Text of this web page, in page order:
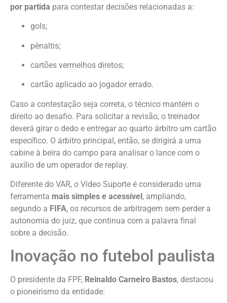
por partida para contestar decisões relacionadas a:
gols;
pênaltis;
cartões vermelhos diretos;
cartão aplicado ao jogador errado.
Caso a contestação seja correta, o técnico mantém o
direito ao desafio. Para solicitar a revisão, o treinador
deverá girar o dedo e entregar ao quarto árbitro um cartão
específico. O árbitro principal, então, se dirigirá a uma
cabine à beira do campo para analisar o lance com o
auxílio de um operador de replay.
Diferente do VAR, o Vídeo Suporte é considerado uma
ferramenta mais simples e acessível, ampliando,
segundo a FIFA, os recursos de arbitragem sem perder a
autonomia do juiz, que continua com a palavra final
sobre a decisão.
Inovação no futebol paulista
O presidente da FPF, Reinaldo Carneiro Bastos, destacou
o pioneirismo da entidade: